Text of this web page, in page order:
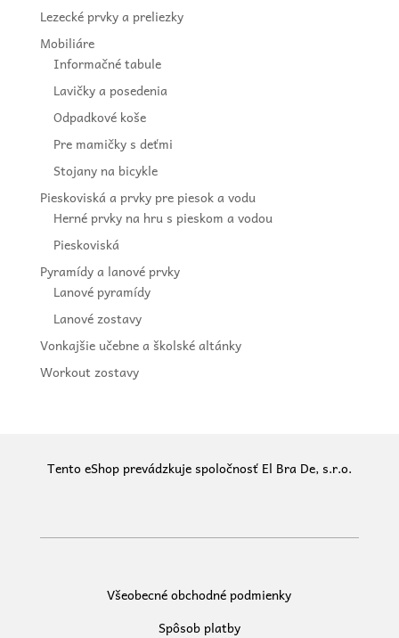
Lezecké prvky a preliezky
Mobiliáre
Informačné tabule
Lavičky a posedenia
Odpadkové koše
Pre mamičky s deťmi
Stojany na bicykle
Pieskoviská a prvky pre piesok a vodu
Herné prvky na hru s pieskom a vodou
Pieskoviská
Pyramídy a lanové prvky
Lanové pyramídy
Lanové zostavy
Vonkajšie učebne a školské altánky
Workout zostavy
Tento eShop prevádzkuje spoločnosť El Bra De, s.r.o.
Všeobecné obchodné podmienky
Spôsob platby